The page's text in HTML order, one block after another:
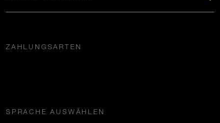
ZAHLUNGSARTEN
SPRACHE AUSWÄHLEN